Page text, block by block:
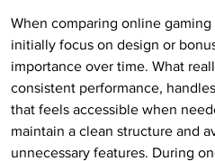
When comparing online
initially focus on design or
importance over time. What
consistent performance,
that feels accessible when
maintain a clean structure and
unnecessary features. During